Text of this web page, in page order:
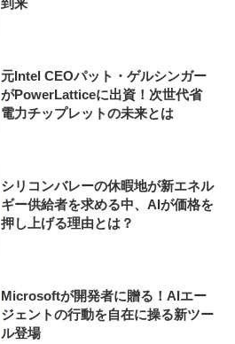
到来
元Intel CEOパット・ゲルシンガー
がPowerLatticeに出資！次世代省
電力チップレットの未来とは
シリコンバレーの休暇地が新エネル
ギー供給者を求める中、AIが価格を
押し上げる理由とは？
Microsoftが開発者に贈る！AIエー
ジェントの行動を自在に操る新ツー
ル登場